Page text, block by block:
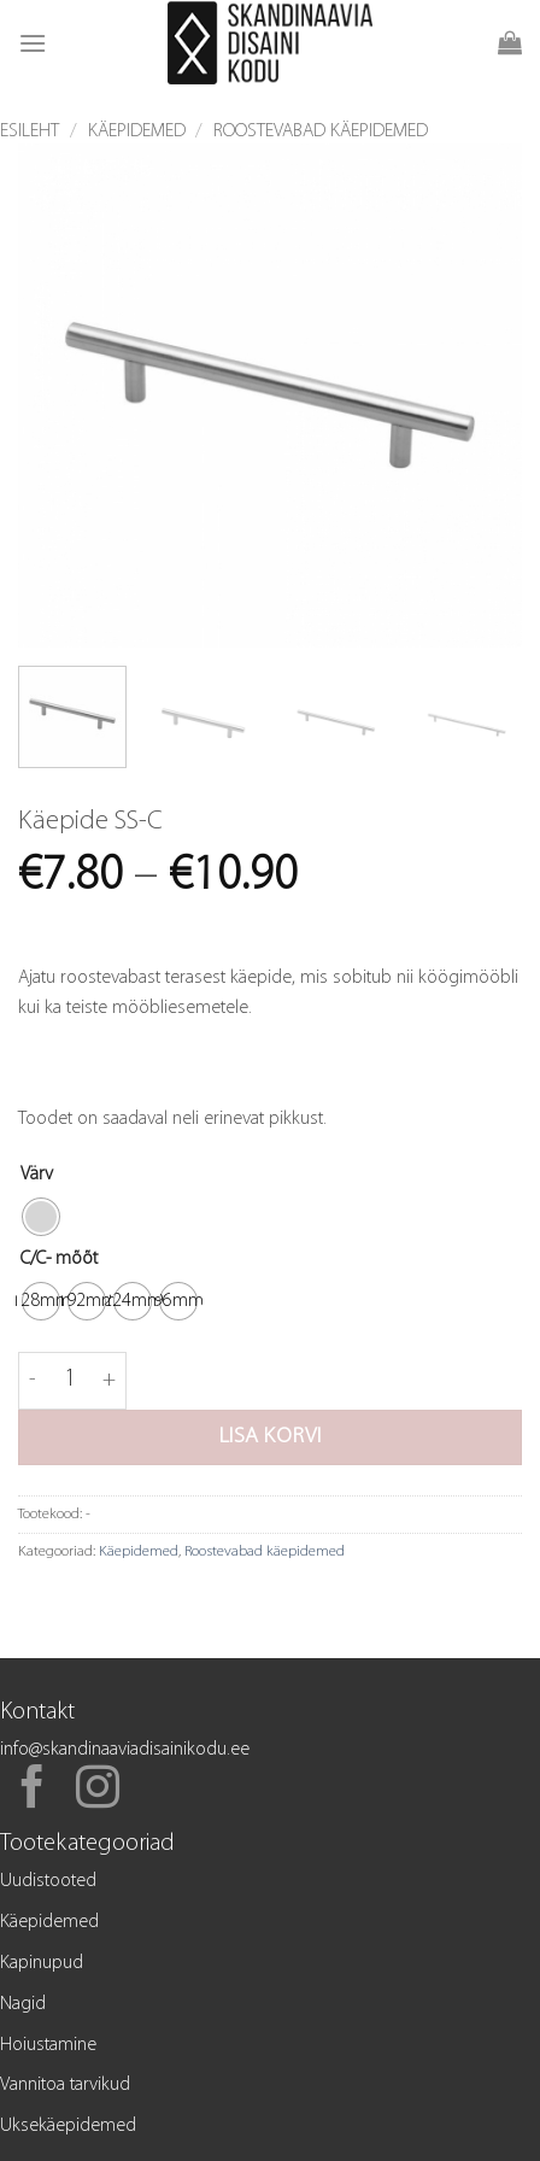
ESILEHT / KÄEPIDEMED / ROOSTEVABAD KÄEPIDEMED
Käepide SS-C
€7.80 – €10.90Price
€7.80
Ajatu roostevabast terasest käepide, mis sobitub nii köögimööbli
kui ka teiste mööbliesemetele.
Toodet on saadaval neli erinevat pikkust.
Värv
C/C- mõõt
128mm192mm224mm96mm
Käepide SS-C kogus
LISA KORVI
Tootekood: -
Kategooriad: Käepidemed, Roostevabad käepidemed
Kontakt
info@skandinaaviadisainikodu.ee
Tootekategooriad
Uudistooted
Käepidemed
Kapinupud
Nagid
Hoiustamine
Vannitoa tarvikud
Uksekäepidemed